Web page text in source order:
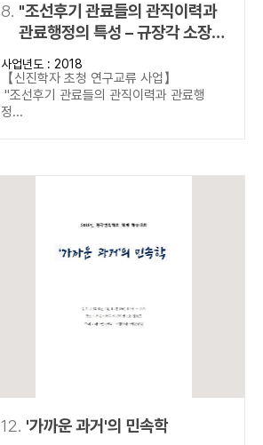
8. "조선후기 관료들의 관직이력과
관료행정의 특성 – 규장각 소장
‘정사책’(政事冊) 자료의 분석을
중심으로"
사업년도 : 2018
【신진학자 초청 연구교류 사업】
"조선후기 관료들의 관직이력과 관료행
정...
12. '가까운 과거'의 민속학